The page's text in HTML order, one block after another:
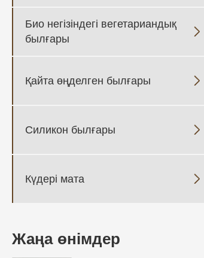
Био негізіндегі вегетариандық
былғары

Қайта өңделген былғары 
Силикон былғары 
Күдері мата 
Жаңа өнімдер